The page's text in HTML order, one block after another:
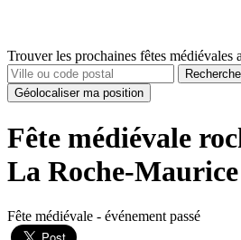
Trouver les prochaines fêtes médiévales
Géolocaliser ma position
Fête médiévale
La Roche-Maurice
Fête médiévale - événement passé